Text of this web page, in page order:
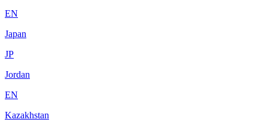
EN
Japan
JP
Jordan
EN
Kazakhstan